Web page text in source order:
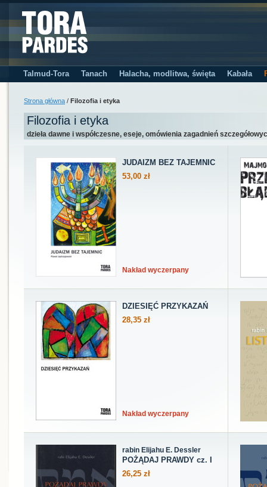
Talmud-Tora Tanach Halacha, modlitwa, święta Kabała
Strona główna / Filozofia i etyka
Filozofia i etyka
dzieła dawne i współczesne, eseje, omówienia zagadnień
JUDAIZM BEZ TAJEMNIC
53,00 zł
Nakład wyczerpany
DZIESIĘĆ PRZYKAZAŃ
28,35 zł
Nakład wyczerpany
rabin Elijahu E. Dessler
POŻĄDAJ PRAWDY cz. I
26,25 zł